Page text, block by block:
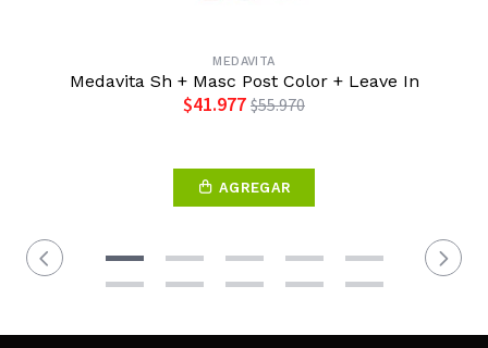
MEDAVITA
Medavita Sh + Masc Post Color + Leave In
$41.977 $55.970
AGREGAR